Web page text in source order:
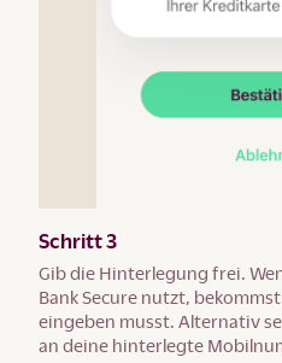
Schritt 3
Gib die Hinterlegung frei.
Bank Secure nutzt,
eingeben musst. Alternativ
an deine hinterlegte